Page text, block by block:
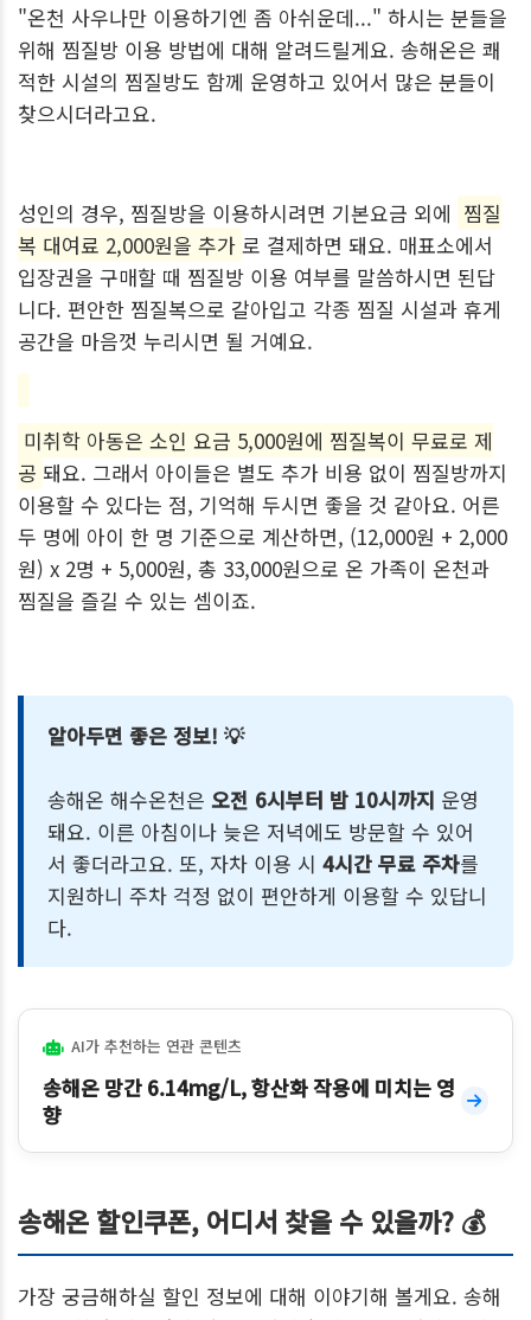
"온천 사우나만 이용하기엔 좀 아쉬운데..." 하시는 분들을
위해 찜질방 이용 방법에 대해 알려드릴게요. 송해온은 쾌
적한 시설의 찜질방도 함께 운영하고 있어서 많은 분들이
찾으시더라고요.
성인의 경우, 찜질방을 이용하시려면 기본요금 외에 찜질
복 대여료 2,000원을 추가 로 결제하면 돼요. 매표소에서
입장권을 구매할 때 찜질방 이용 여부를 말씀하시면 된답
니다. 편안한 찜질복으로 갈아입고 각종 찜질 시설과 휴게
공간을 마음껏 누리시면 될 거예요.
미취학 아동은 소인 요금 5,000원에 찜질복이 무료로 제
공 돼요. 그래서 아이들은 별도 추가 비용 없이 찜질방까지
이용할 수 있다는 점, 기억해 두시면 좋을 것 같아요. 어른
두 명에 아이 한 명 기준으로 계산하면, (12,000원 + 2,000
원) x 2명 + 5,000원, 총 33,000원으로 온 가족이 온천과
찜질을 즐길 수 있는 셈이죠.
알아두면 좋은 정보! 💡
송해온 해수온천은 오전 6시부터 밤 10시까지 운영
돼요. 이른 아침이나 늦은 저녁에도 방문할 수 있어
서 좋더라고요. 또, 자차 이용 시 4시간 무료 주차를
지원하니 주차 걱정 없이 편안하게 이용할 수 있답니
다.
AI가 추천하는 연관 콘텐츠
송해온 망간 6.14mg/L, 항산화 작용에 미치는 영
향
송해온 할인쿠폰, 어디서 찾을 수 있을까? 💰
가장 궁금해하실 할인 정보에 대해 이야기해 볼게요. 송해